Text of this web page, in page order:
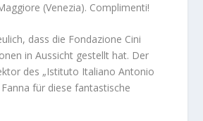
(Venezia). Complimenti!
dass die Fondazione Cini
in Aussicht gestellt hat. Der
des „Istituto Italiano Antonio
Fanna für diese fantastische